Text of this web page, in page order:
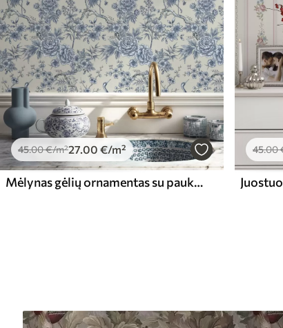
45.00€/m²27.00 €/m²
Mėlynas gėlių ornamentas su paukščiu ir šakomis
45.00